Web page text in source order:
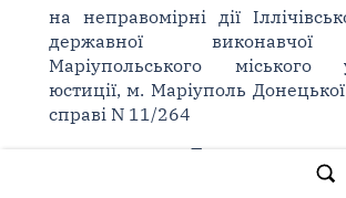
на неправомірні дії
державної
Маріупольського міського
юстиції, м. Маріуполь
справі N 11/264
за позовом: Товариства з
відповідальністю "Науково-